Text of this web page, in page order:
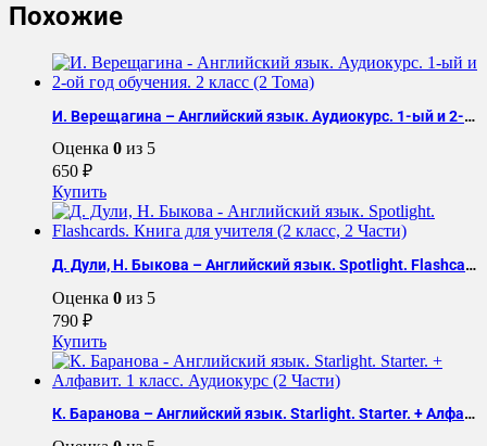
Search
Origins
Похожие
И. Верещагина – Английский язык. Аудиокурс. 1-ый и 2-ой год обучения. 2 класс (2 Тома)
Оценка 0 из 5
650 ₽
Купить
Д. Дули, Н. Быкова – Английский язык. Spotlight. Flashcards. Книга для учителя (2 класс, 2 Части)
Оценка 0 из 5
790 ₽
Купить
К. Баранова – Английский язык. Starlight. Starter. + Алфавит. 1 класс. Аудиокурс (2 Части)